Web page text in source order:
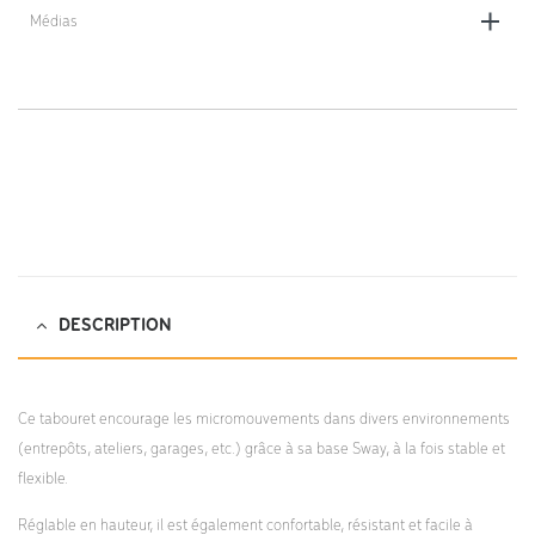
Médias
content/uploads/2022/10/Tabouret-Sigma-Sway-DLV-FT.pdf;
DESCRIPTION
Ce tabouret encourage les micromouvements dans divers environnements
(entrepôts, ateliers, garages, etc.) grâce à sa base Sway, à la fois stable et
flexible.
Réglable en hauteur, il est également confortable, résistant et facile à